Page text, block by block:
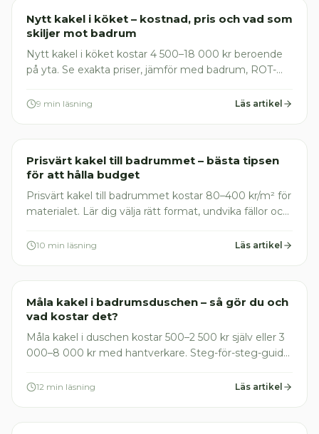
Plattsättare
Nytt kakel i köket – kostnad, pris och vad som
skiljer mot badrum
Nytt kakel i köket kostar 4 500–18 000 kr beroende
på yta. Se exakta priser, jämför med badrum, ROT-
9 min läsning Läs artikel
Plattsättare
Prisvärt kakel till badrummet – bästa tipsen
för att hålla budget
Prisvärt kakel till badrummet kostar 80–400 kr/m² för
materialet. Lär dig välja rätt format, undvika fällor och
10 min läsning Läs artikel
Plattsättare
Måla kakel i badrumsduschen – så gör du och
vad kostar det?
Måla kakel i duschen kostar 500–2 500 kr själv eller 3
000–8 000 kr med hantverkare. Steg-för-steg-guide,
12 min läsning Läs artikel